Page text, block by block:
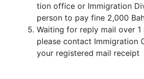
tion office or Immi­gra­tion
per­son to pay fine 2,000
Wait­ing for reply mail over 1
please con­tact Immi­gra­tion
your reg­is­tered mail receipt